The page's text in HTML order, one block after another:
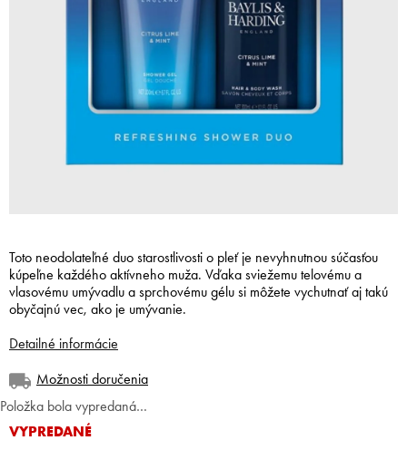
VYPREDANÉ
Možnosti doručenia
Položka bola vypredaná…
Toto neodolateľné duo starostlivosti o pleť je nevyhnutnou súčasťou
kúpeľne každého aktívneho muža. Vďaka sviežemu telovému a
vlasovému umývadlu a sprchovému gélu si môžete vychutnať aj takú
obyčajnú vec, ako je umývanie.
Detailné informácie